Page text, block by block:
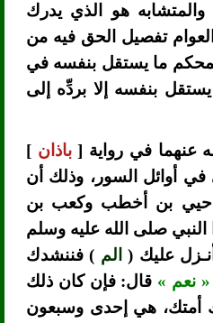
والمتشابه هو الذي يدرك
تفصيل الحق فيه من
ما يستقل بنفسه في
يستقل بنفسه إلا بردِّه إلى
عنهما في رواية [باذان]
في أوائل السور، وذلك أن
حيي بن أخطب وكعب بن
النبي صلى الله عليه وسلم
عليك (الم ) فننشدك
« نعم » قال: فإن كان ذلك
أمتك، هي إحدى وسبعون